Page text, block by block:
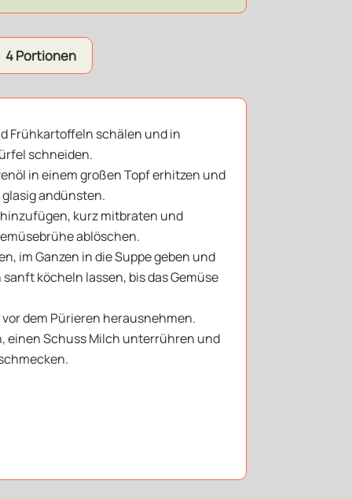
4 Portionen
Frühkartoffeln schälen und in
schneiden.
in einem großen Topf erhitzen und
andünsten.
kurz mitbraten und
ablöschen.
im Ganzen in die Suppe geben und
köcheln lassen, bis das Gemüse
dem Pürieren herausnehmen.
einen Schuss Milch unterrühren und